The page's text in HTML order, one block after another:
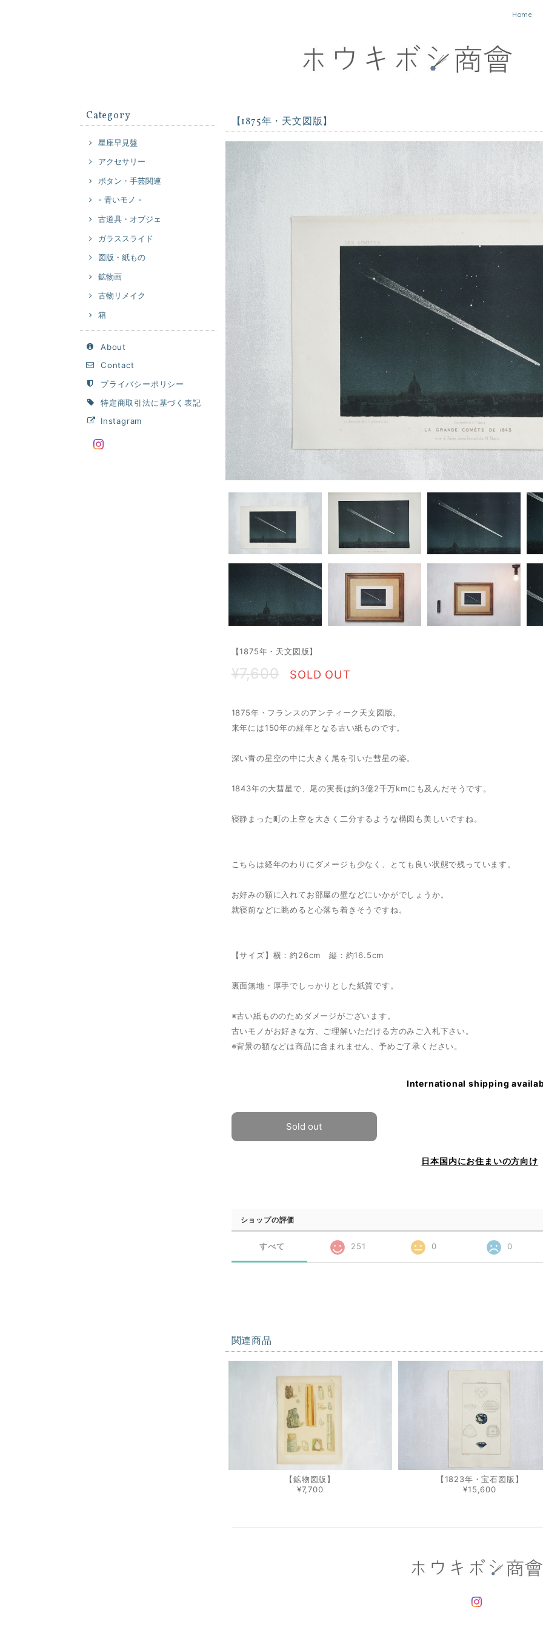
Home
Category
星座早見盤
アクセサリー
ボタン・手芸関連
- 青いモノ -
古道具・オブジェ
ガラススライド
図版・紙もの
鉱物画
古物リメイク
箱
About
Contact
プライバシーポリシー
特定商取引法に基づく表記
Instagram
【1875年・天文図版】
【1875年・天文図版】
¥7,600 SOLD OUT
1875年・フランスのアンティーク天文図版。
来年には150年の経年となる古い紙ものです。
深い青の星空の中に大きく尾を引いた彗星の姿。
1843年の大彗星で、尾の実長は約3億2千万kmにも及んだそうです。
寝静まった町の上空を大きく二分するような構図も美しいですね。
こちらは経年のわりにダメージも少なく、とても良い状態で残っています。
お好みの額に入れてお部屋の壁などにいかがでしょうか。
就寝前などに眺めると心落ち着きそうですね。
【サイズ】横：約26cm 縦：約16.5cm
裏面無地・厚手でしっかりとした紙質です。
※古い紙もののためダメージがございます。
古いモノがお好きな方、ご理解いただける方のみご入札下さい。
※背景の額などは商品に含まれません、予めご了承ください。
International shipping
Sold out
日本国内にお住まいの方向け
ショップの評価
すべて 251 0 0
関連商品
【鉱物図版】
¥7,700
【1823年・宝石図版】
¥15,600